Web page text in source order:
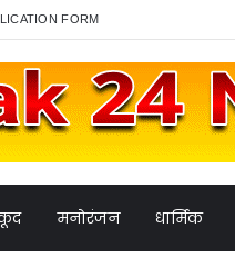
FORM
मनोरंजन धार्मिक